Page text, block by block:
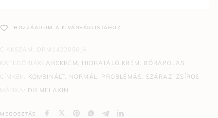
HOZZÁADOM A KÍVÁNSÁGLISTÁHOZ
CIKKSZÁM: DRM1422050JA
KATEGÓRIÁK:ARCKRÉM, HIDRATÁLÓ KRÉM , BŐRÁPOLÁS
CÍMKÉK: KOMBINÁLT, NORMÁL, PROBLÉMÁS, SZÁRAZ , ZSÍROS
MÁRKA: DR.MELAXIN
MEGOSZTÁS